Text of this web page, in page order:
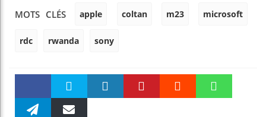
MOTS CLÉS apple coltan m23 microsoft
rdc rwanda sony
Faceboo Twitter